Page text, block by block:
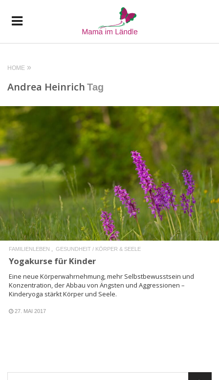
HOME
Andrea Heinrich Tag
READ MORE
FAMILIENLEBEN GESUNDHEIT / KÖRPER & SEELE
Yogakurse für Kinder
Eine neue Körperwahrnehmung, mehr Selbstbewusstsein und
Konzentration, der Abbau von Ängsten und Aggressionen –
Kinderyoga stärkt Körper und Seele.
27. MAI 2017